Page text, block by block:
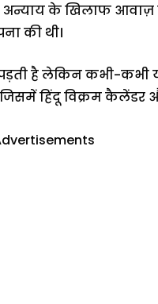
अन्याय के खिलाफ आवाज़
की थी।
है लेकिन कभी-कभी
हिंदू विक्रम कैलेंडर